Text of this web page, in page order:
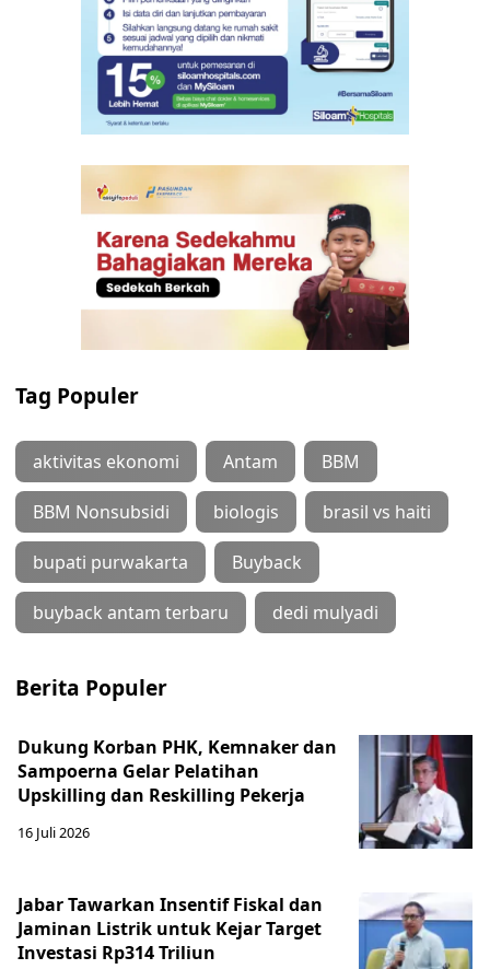
Tag Populer
aktivitas ekonomi Antam BBM
BBM Nonsubsidi biologis brasil vs haiti
bupati purwakarta Buyback
buyback antam terbaru dedi mulyadi
Berita Populer
Dukung Korban PHK, Kemnaker dan
Sampoerna Gelar Pelatihan
Upskilling dan Reskilling Pekerja
16 Juli 2026
Jabar Tawarkan Insentif Fiskal dan
Jaminan Listrik untuk Kejar Target
Investasi Rp314 Triliun